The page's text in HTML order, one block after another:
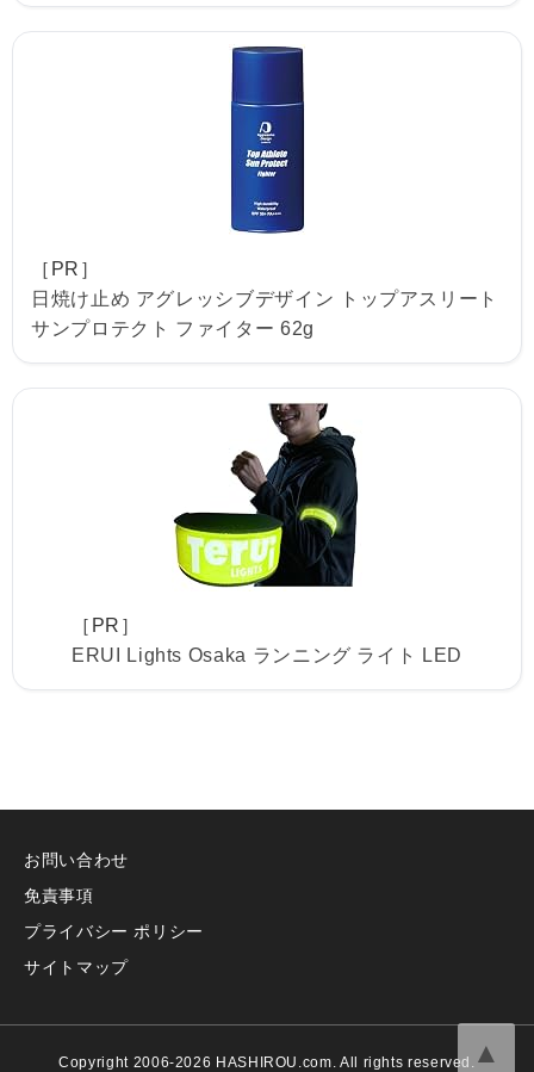
［PR］
日焼け止め アグレッシブデザイン トップアスリート
サンプロテクト ファイター 62g
［PR］
ERUI Lights Osaka ランニング ライト LED
お問い合わせ
免責事項
プライバシー ポリシー
サイトマップ
Copyright 2006-2026 HASHIROU.com. All rights reserved. ▲